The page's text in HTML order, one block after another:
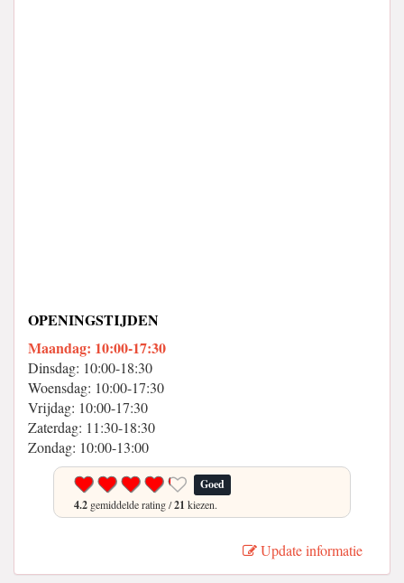
OPENINGSTIJDEN
Maandag: 10:00-17:30
Dinsdag: 10:00-18:30
Woensdag: 10:00-17:30
Vrijdag: 10:00-17:30
Zaterdag: 11:30-18:30
Zondag: 10:00-13:00
Goed
4.2 gemiddelde rating /21 kiezen.
Update informatie